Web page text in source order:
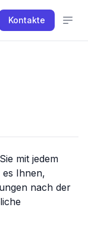
Kontakte
mit jedem
es Ihnen,
nach der